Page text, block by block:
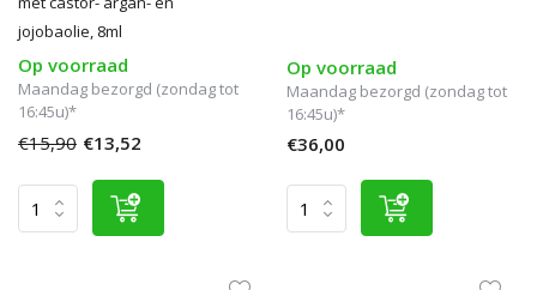
jojobaolie, 8ml
Op voorraad
Maandag bezorgd (zondag tot
16:45u)*
€15,90 €13,52
Op voorraad
Maandag bezorgd (zondag tot
16:45u)*
€36,00